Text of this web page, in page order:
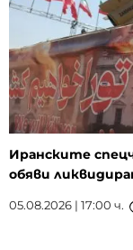
Иранските
обяви
05.08.2026 | 17:00 ч.